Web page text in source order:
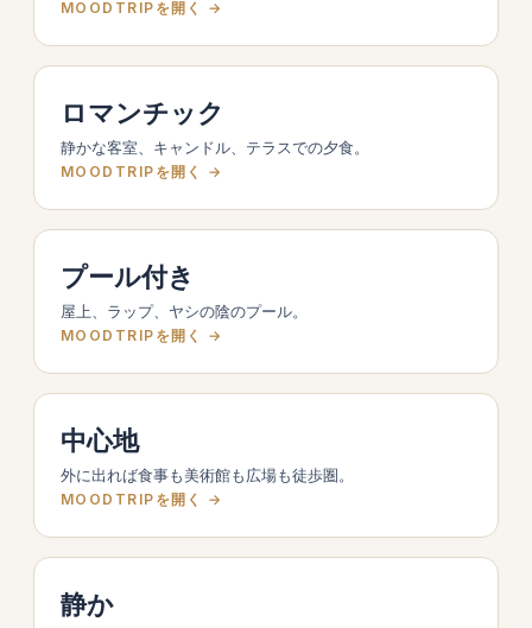
MOODTRIPを開く →
ロマンチック
静かな客室、キャンドル、テラスでの夕食。
MOODTRIPを開く →
プール付き
屋上、ラップ、ヤシの陰のプール。
MOODTRIPを開く →
中心地
外に出れば食事も美術館も広場も徒歩圏。
MOODTRIPを開く →
静か